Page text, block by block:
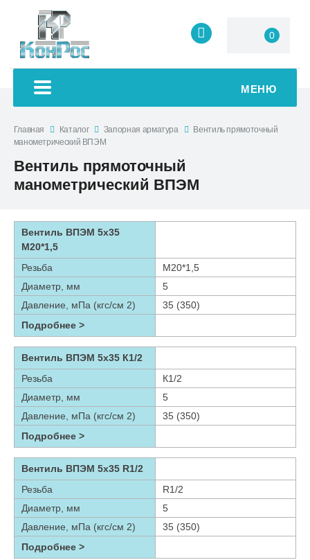
0
МЕНЮ
Главная Каталог Запорная арматура
Вентиль прямоточный
манометрический ВПЭМ
Вентиль прямоточный
манометрический ВПЭМ
Вентиль ВПЭМ 5х35
М20*1,5
Резьба
М20*1,5
Диаметр, мм
5
Давление, мПа (кгс/см 2)
35 (350)
Подробнее >
Вентиль ВПЭМ 5х35 К1/2
Резьба
К1/2
Диаметр, мм
5
Давление, мПа (кгс/см 2)
35 (350)
Подробнее >
Вентиль ВПЭМ 5х35 R1/2
Резьба
R1/2
Диаметр, мм
5
Давление, мПа (кгс/см 2)
35 (350)
Подробнее >